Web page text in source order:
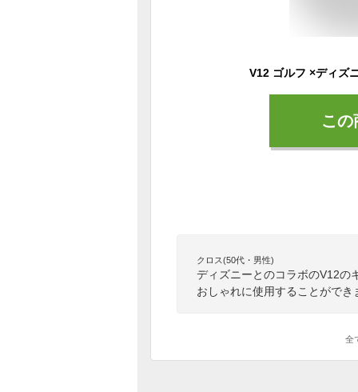
こ
クロス(50代・男性)
ディズニーとのコラボのV12の
おしゃれに使用することができ
全